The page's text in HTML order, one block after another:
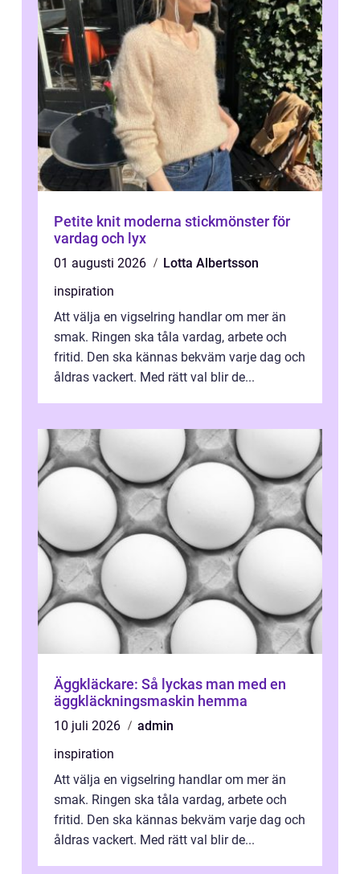
Petite knit moderna stickmönster för
vardag och lyx
01 augusti 2026
Lotta Albertsson
inspiration
Att välja en vigselring handlar om mer än
smak. Ringen ska tåla vardag, arbete och
fritid. Den ska kännas bekväm varje dag och
åldras vackert. Med rätt val blir de...
Äggkläckare: Så lyckas man med en
äggkläckningsmaskin hemma
10 juli 2026
admin
inspiration
Att välja en vigselring handlar om mer än
smak. Ringen ska tåla vardag, arbete och
fritid. Den ska kännas bekväm varje dag och
åldras vackert. Med rätt val blir de...